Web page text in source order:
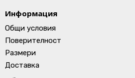
Информация
Общи условия
Поверителност
Размери
Доставка